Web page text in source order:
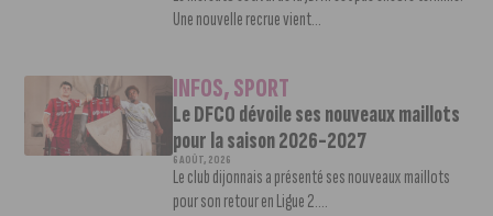
Une nouvelle recrue vient...
INFOS,SPORT
Le DFCO dévoile ses nouveaux maillots
pour la saison 2026-2027
6 AOÛT, 2026
Le club dijonnais a présenté ses nouveaux maillots
pour son retour en Ligue 2....